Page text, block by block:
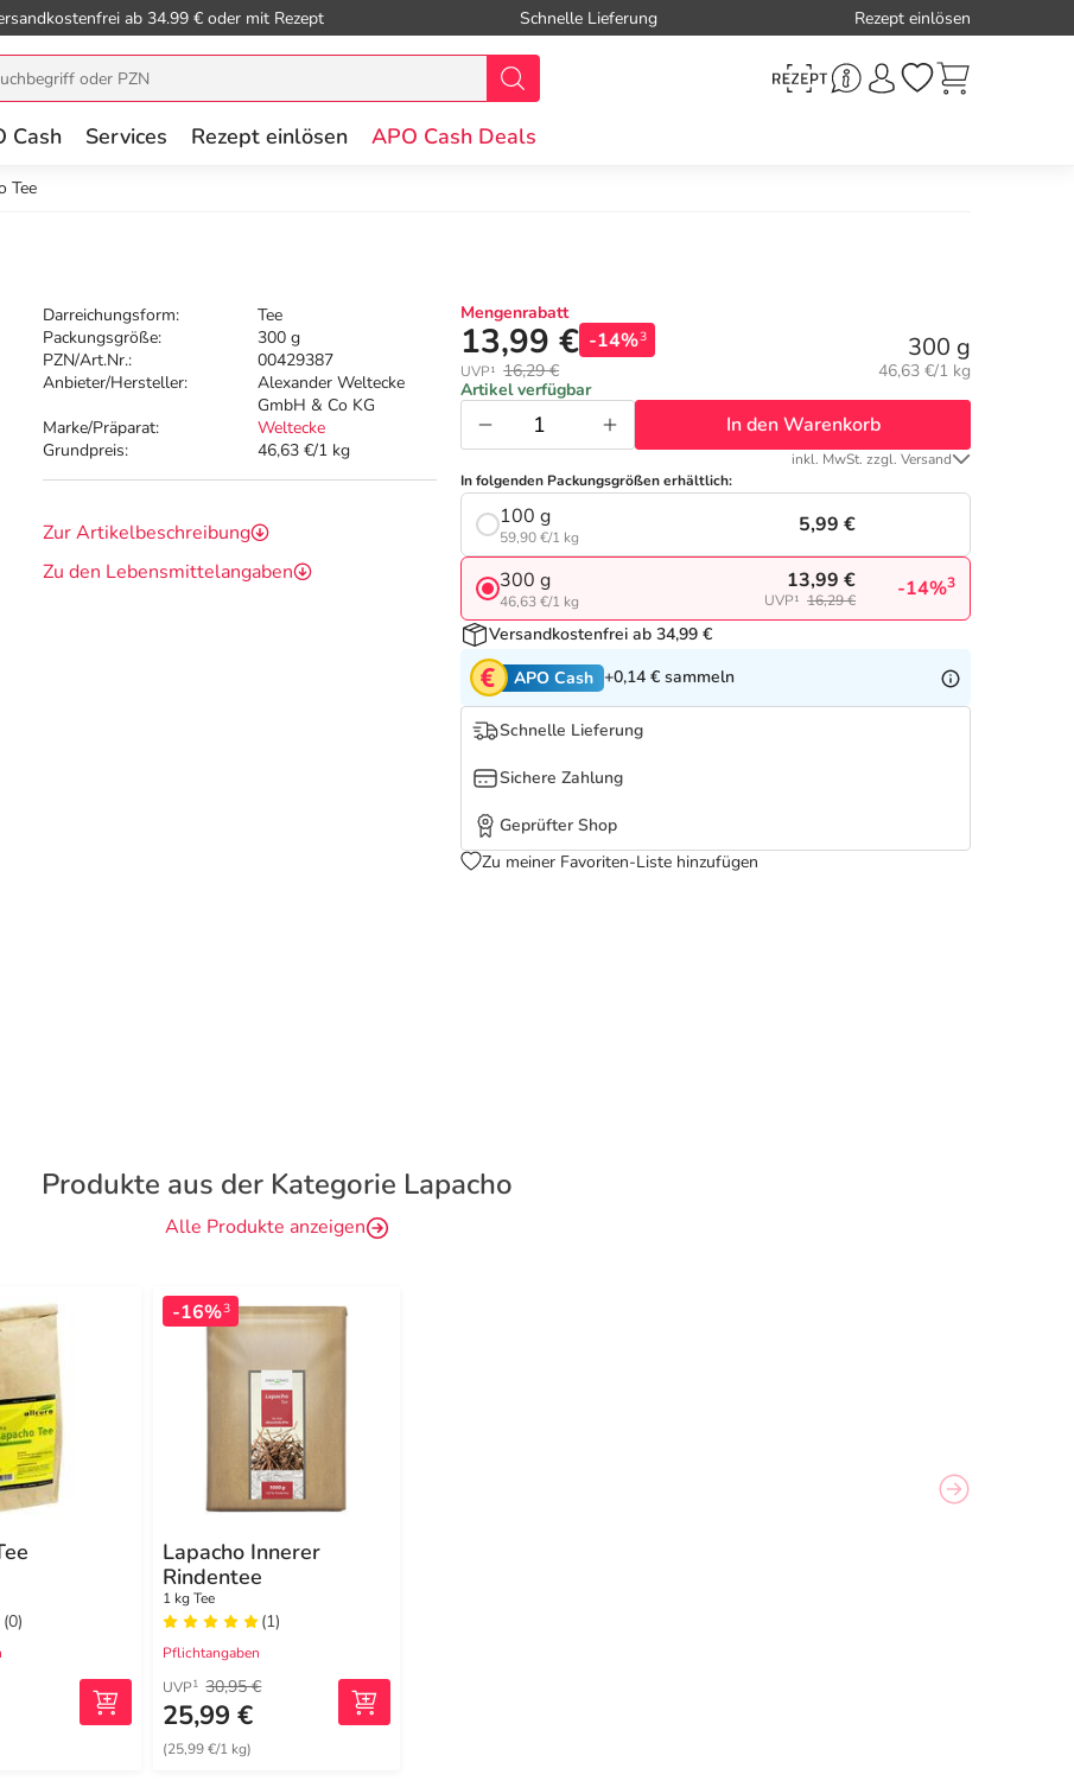
ab 34.99 € oder mit Rezept Schnelle Lieferung Rezept einlösen
Cash Services Rezept einlösen APO Cash Deals
Tee
Darreichungsform:
Tee
Packungsgröße:
300 g
PZN/Art.Nr.:
00429387
Anbieter/Hersteller:
Alexander Weltecke
GmbH & Co KG
Marke/Präparat:
Weltecke
Grundpreis:
46,63 €/1 kg
Zur Artikelbeschreibung
Zu den Lebensmittelangaben
Mengenrabatt
13,99 € -14%3
UVP¹ 16,29 €
300 g
Grundpreis:
46,63 €/1 kg
Artikel verfügbar
In den Warenkorb
inkl. MwSt. zzgl. Versand
In folgenden Packungsgrößen erhältlich:
100 g
59,90 €/1 kg
5,99 €
300 g
46,63 €/1 kg
13,99 €
UVP¹ 16,29 € -14%3
Versandkostenfrei ab 34,99 €
APO Cash +0,14 € sammeln
Schnelle Lieferung
Sichere Zahlung
Geprüfter Shop
Zu meiner Favoriten-Liste hinzufügen
Produkte aus der Kategorie Lapacho
Alle Produkte anzeigen
(0)
-16%3
Lapacho Innerer
Rindentee
1 kg Tee
(1)
Pflichtangaben
UVP1 30,95 €
25,99 €
(25,99 €/1 kg)